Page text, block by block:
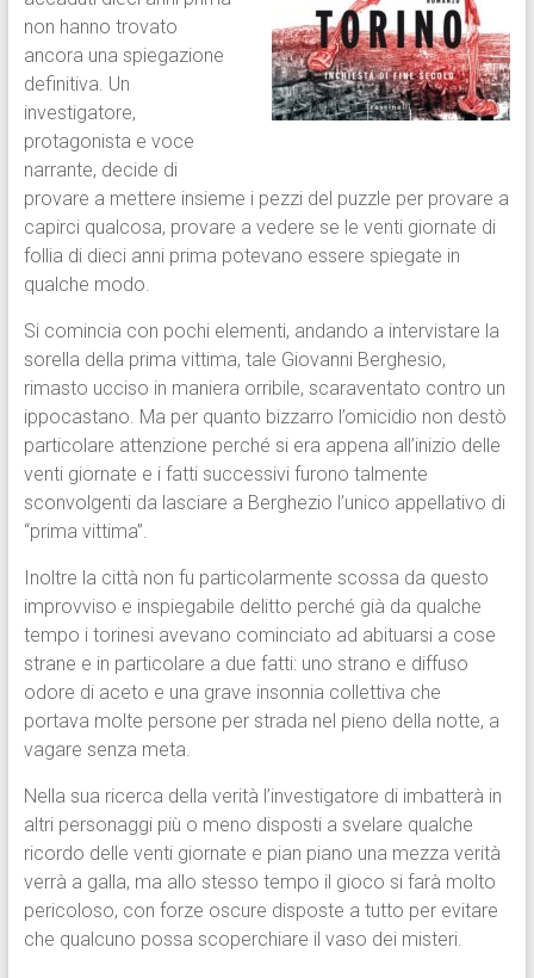
non hanno trovato
ancora una spiegazione
definitiva. Un
investigatore,
protagonista e voce
narrante, decide di
provare a mettere insieme i pezzi del puzzle per provare a
capirci qualcosa, provare a vedere se le venti giornate di
follia di dieci anni prima potevano essere spiegate in
qualche modo.
Si comincia con pochi elementi, andando a intervistare la
sorella della prima vittima, tale Giovanni Berghesio,
rimasto ucciso in maniera orribile, scaraventato contro un
ippocastano. Ma per quanto bizzarro l’omicidio non destò
particolare attenzione perché si era appena all’inizio delle
venti giornate e i fatti successivi furono talmente
sconvolgenti da lasciare a Berghezio l’unico appellativo di
“prima vittima”.
Inoltre la città non fu particolarmente scossa da questo
improvviso e inspiegabile delitto perché già da qualche
tempo i torinesi avevano cominciato ad abituarsi a cose
strane e in particolare a due fatti: uno strano e diffuso
odore di aceto e una grave insonnia collettiva che
portava molte persone per strada nel pieno della notte, a
vagare senza meta.
Nella sua ricerca della verità l’investigatore di imbatterà in
altri personaggi più o meno disposti a svelare qualche
ricordo delle venti giornate e pian piano una mezza verità
verrà a galla, ma allo stesso tempo il gioco si farà molto
pericoloso, con forze oscure disposte a tutto per evitare
che qualcuno possa scoperchiare il vaso dei misteri.